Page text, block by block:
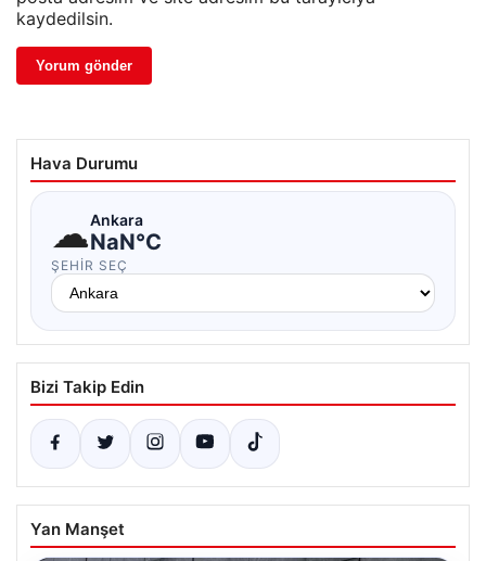
kaydedilsin.
Hava Durumu
☁Ankara
NaN°C
ŞEHIR SEÇ
Bizi Takip Edin
Yan Manşet